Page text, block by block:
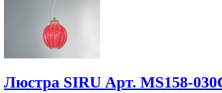
Люстра SIRU Арт. MS158-